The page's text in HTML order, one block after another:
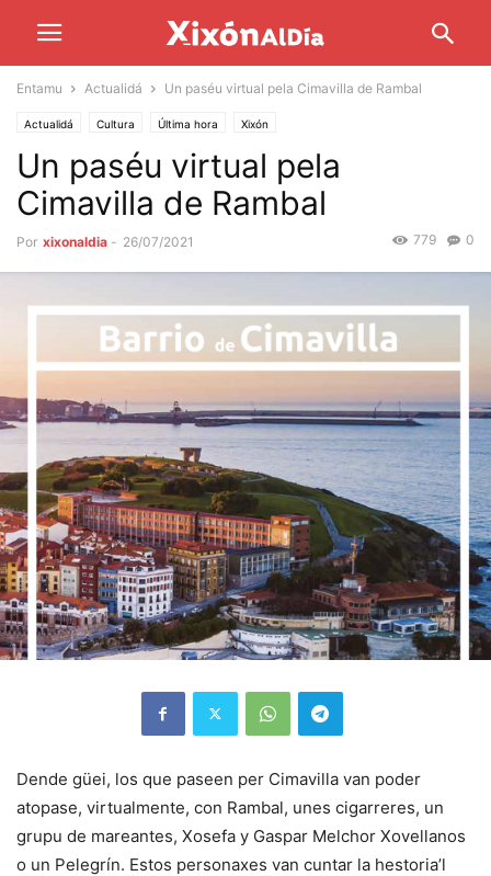
Entamu Actualidá Un paséu virtual pela Cimavilla de Rambal
Actualidá Cultura Última hora Xixón
Un paséu virtual pela
Cimavilla de Rambal
Por xixonaldia - 26/07/2021 0
779
Dende güei, los que paseen per Cimavilla van poder
atopase, virtualmente, con Rambal, unes cigarreres, un
grupu de mareantes, Xosefa y Gaspar Melchor Xovellanos
o un Pelegrín. Estos personaxes van cuntar la hestoria’l